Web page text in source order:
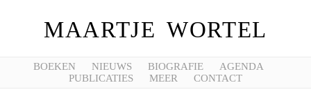
MAARTJE WORTEL
BOEKEN NIEUWS BIOGRAFIE
AGENDA
PUBLICATIES
MEER CONTACT